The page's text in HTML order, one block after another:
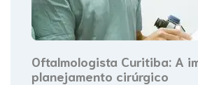
Oftalmologista Curitiba: A
planejamento cirúrgico